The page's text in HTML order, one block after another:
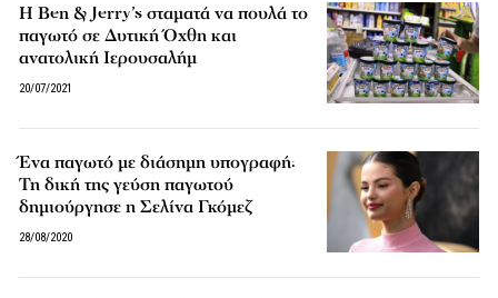
Η Ben & Jerry’s σταματά να πουλά το
παγωτό σε Δυτική Όχθη και
ανατολική Ιερουσαλήμ
20/07/2021
Ένα παγωτό με διάσημη υπογραφή:
Τη δική της γεύση παγωτού
δημιούργησε η Σελίνα Γκόμεζ
28/08/2020